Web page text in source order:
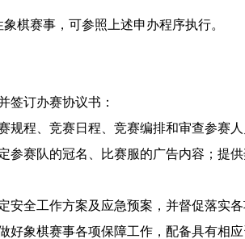
棋赛事，可参照上述申办程序执行。
签订办赛协议书：
规程、竞赛日程、竞赛编排和审查参赛
参赛队的冠名、比赛服的广告内容；提
全工作方案及应急预案，并督促落实
好象棋赛事各项保障工作，配备具有相